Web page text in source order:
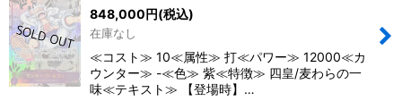
848,000円(税込)
在庫なし
≪コスト≫ 10≪属性≫ 打≪パワー≫ 12000≪カ
ウンター≫ -≪色≫ 紫≪特徴≫ 四皇/麦わらの一
味≪テキスト≫ 【登場時】…